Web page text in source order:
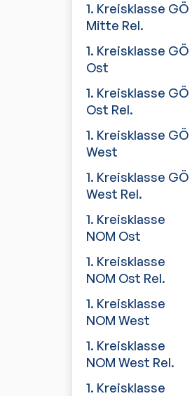
1. Kreisklasse GÖ
Mitte Rel.
1. Kreisklasse GÖ
Ost
1. Kreisklasse GÖ
Ost Rel.
1. Kreisklasse GÖ
West
1. Kreisklasse GÖ
West Rel.
1. Kreisklasse
NOM Ost
1. Kreisklasse
NOM Ost Rel.
1. Kreisklasse
NOM West
1. Kreisklasse
NOM West Rel.
1. Kreisklasse